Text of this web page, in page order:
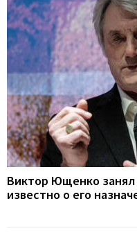
Виктор Ющенко
известно о его